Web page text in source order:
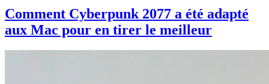
Comment Cyberpunk 2077 a été adapté
aux Mac pour en tirer le meilleur